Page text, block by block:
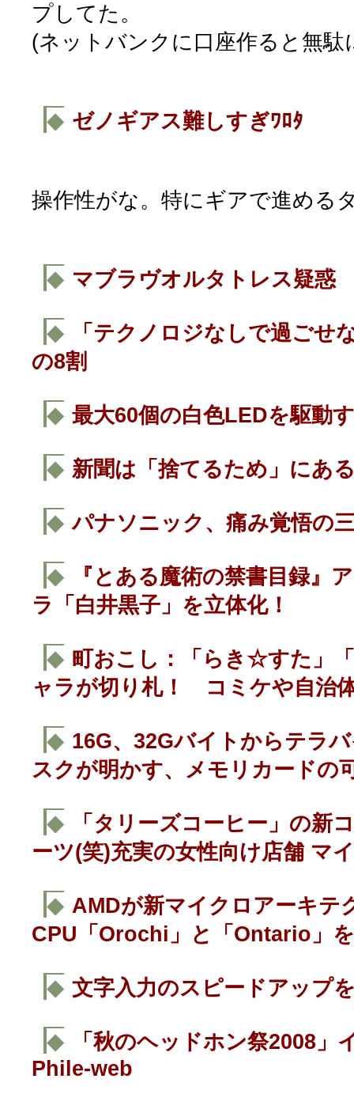
プしてた。
(ネットバンクに口座作ると無駄
◆ ゼノギアス難しすぎﾜﾛﾀ
操作性がな。特にギアで進める
◆ マブラヴオルタトレス疑惑
◆
「テクノロジなしで過ごせ
の8割
◆ 最大60個の白色LEDを駆動
◆ 新聞は「捨てるため」にあ
◆ パナソニック、痛み覚悟の
◆
『とある魔術の禁書目録』
ラ「白井黒子」を立体化！
◆ 町おこし：「らき☆すた」
ャラが切り札！ コミケや自治
◆ 16G、32Gバイトからテラ
スクが明かす、メモリカードの
◆
「タリーズコーヒー」の新
ーツ(笑)充実の女性向け店舗 マ
◆ AMDが新マイクロアーキテ
CPU「Orochi」と「Ontario」
◆ 文字入力のスピードアップ
◆
「秋のヘッドホン祭2008」
Phile-web